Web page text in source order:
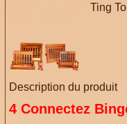
Ting
Description du produit
4 Connectez